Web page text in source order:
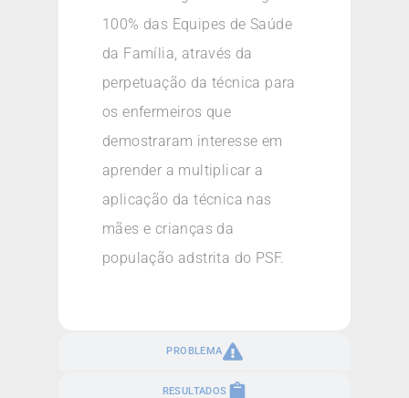
PROBLEMA
RESULTADOS
100% das Equipes de Saúde
da Família, através da
perpetuação da técnica para
os enfermeiros que
demostraram interesse em
aprender a multiplicar a
aplicação da técnica nas
mães e crianças da
população adstrita do PSF.